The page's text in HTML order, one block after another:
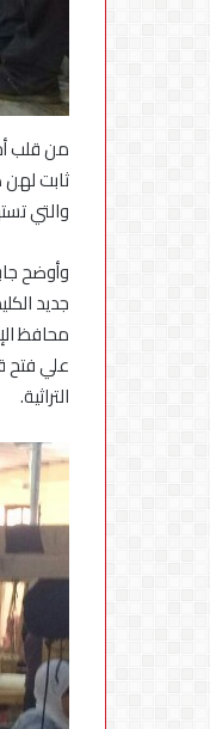
من قلب
والتي تستهدف فك كرب ١٠ آلاف حالة الوصول
وأوضح
محافظ
علي فتح
التراثية.